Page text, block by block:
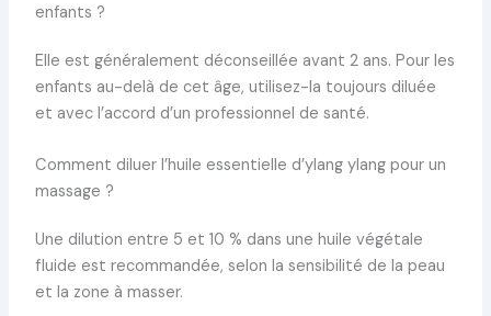
enfants ?
Elle est généralement déconseillée avant 2 ans. Pour les
enfants au-delà de cet âge, utilisez-la toujours diluée
et avec l’accord d’un professionnel de santé.
Comment diluer l’huile essentielle d’ylang ylang pour un
massage ?
Une dilution entre 5 et 10 % dans une huile végétale
fluide est recommandée, selon la sensibilité de la peau
et la zone à masser.